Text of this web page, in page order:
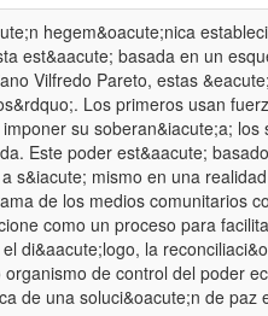
hegem&oacute;nica
est&aacute; basada en un
Vilfredo Pareto, estas
Los primeros usan
su soberan&iacute;a;
Este poder est&aacute;
s&iacute; mismo en una
de los medios comunitarios
como un proceso para
di&aacute;logo, la
de control del poder
de una soluci&oacute;n de paz